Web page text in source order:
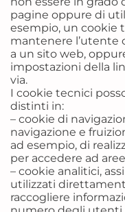
pagine oppure di
esempio, un cookie
mantenere l’utente
a un sito web,
impostazioni della
via.
I cookie tecnici
distinti in:
– cookie di
navigazione e
ad esempio, di
per accedere ad
– cookie analitici,
utilizzati
raccogliere